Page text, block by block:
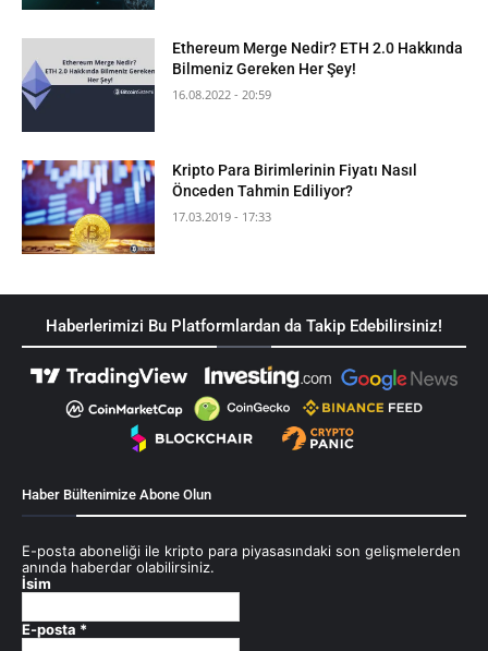
Ethereum Merge Nedir? ETH 2.0 Hakkında
Bilmeniz Gereken Her Şey!
16.08.2022 - 20:59
Kripto Para Birimlerinin Fiyatı Nasıl
Önceden Tahmin Ediliyor?
17.03.2019 - 17:33
Haberlerimizi Bu Platformlardan da Takip Edebilirsiniz!
Haber Bültenimize Abone Olun
E-posta aboneliği ile kripto para piyasasındaki son gelişmelerden
anında haberdar olabilirsiniz.
İsim
E-posta *